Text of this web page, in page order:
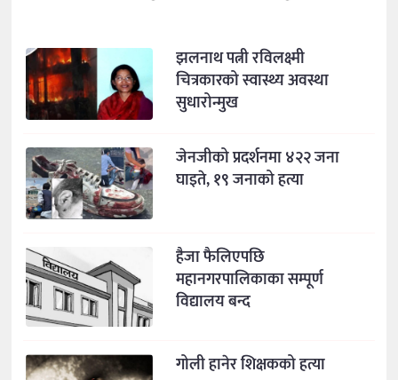
झलनाथ पत्नी रविलक्ष्मी
चित्रकारको स्वास्थ्य अवस्था
सुधारोन्मुख
जेनजीको प्रदर्शनमा ४२२ जना
घाइते, १९ जनाको हत्या
हैजा फैलिएपछि
महानगरपालिकाका सम्पूर्ण
विद्यालय बन्द
गोली हानेर शिक्षकको हत्या